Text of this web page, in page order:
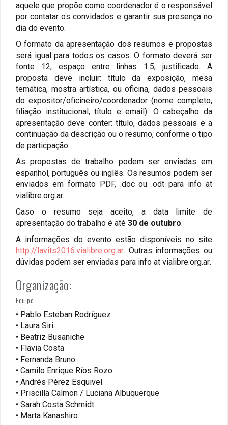
aquele que propõe como coordenador é o responsável
por contatar os convidados e garantir sua presença no
dia do evento.
O formato da apresentação dos resumos e propostas
será igual para todos os casos. O formato deverá ser
fonte 12, espaço entre linhas 1.5, justificado. A
proposta deve incluir: título da exposição, mesa
temática, mostra artística, ou oficina, dados pessoais
do expositor/oficineiro/coordenador (nome completo,
filiação institucional, título e email). O cabeçalho da
apresentação deve conter: título, dados pessoais e a
continuação da descrição ou o resumo, conforme o tipo
de particpação.
As propostas de traba lho podem ser enviadas em
espanhol, português ou inglês. Os resumos podem ser
enviados em formato PDF, .doc ou .odtpara infoat
vialibre.org.ar.
Caso o resumo seja aceito, a data limite de
apresentação do trabalho é até 30 de outubro.
A informações do evento estão disponíveis no site
http://lavits2016.vialibre.org.ar. Outras informações ou
dúvidas podem ser enviadas para info at vialibre.org.ar.
Organização:
Equipe
• Pablo Esteban Rodríguez
• Laura Siri
• Beatriz Busaniche
• Flavia Costa
• Fernanda Bruno
• Camilo Enrique Ríos Rozo
• Andrés Pérez Esquivel
• Priscilla Calmon / Luciana Albuquerque
• Sarah Costa Schmidt
• Marta Kanashiro